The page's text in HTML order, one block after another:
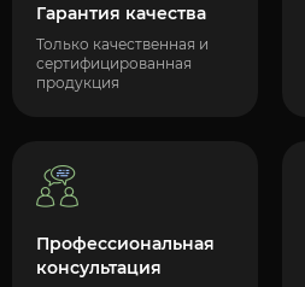
Гарантия качества
Только качественная и
сертифицированная
продукция
Профессиональная
консультация